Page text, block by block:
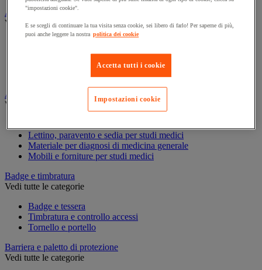
Assorbente industriale
Vedi tutte le categorie
Barriera anti-inquinamento e sistema di deviazione delle
Contenitore e solvente per sgrassaggio
Attrezzatura e mobili per studi medici
Vedi tutte le categorie
Lettino, paravento e sedia per studi medici
Materiale per diagnosi di medicina generale
Mobili e forniture per studi medici
Badge e timbratura
Vedi tutte le categorie
Badge e tessera
Timbratura e controllo accessi
Tornello e portello
Barriera e paletto di protezione
Vedi tutte le categorie
"impostazioni cookie".
E se scegli di continuare la tua visita senza cookie, sei libero di farlo! Per saperne di più,
puoi anche leggere la nostra politica dei cookie
Accetta tutti i cookie
Impostazioni cookie